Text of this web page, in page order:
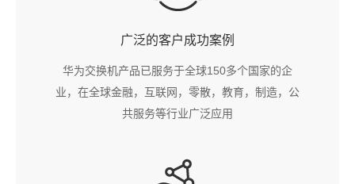
广泛的客户成功案例
华为交换机产品已服务于全球150多个国家的企
业，在全球金融，互联网，零散，教育，制造，公
共服务等行业广泛应用